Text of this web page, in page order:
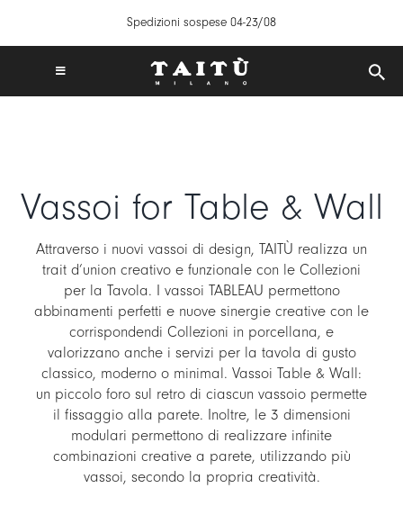
contenuto
Spedizioni sospese 04-23/08
Toggle
COLLEZIONI
ISPIRAZIONI
MIX & MATCH
STORE LOCATOR
CARRELLO
Vassoi for Table & Wall
Attraverso i nuovi vassoi di design, TAITÙ realizza un
trait d’union creativo e funzionale con le Collezioni
per la Tavola. I vassoi TABLEAU permettono
abbinamenti perfetti e nuove sinergie creative con le
corrispondendi Collezioni in porcellana, e
valorizzano anche i servizi per la tavola di gusto
classico, moderno o minimal. Vassoi Table & Wall:
un piccolo foro sul retro di ciascun vassoio permette
il fissaggio alla parete. Inoltre, le 3 dimensioni
modulari permettono di realizzare infinite
combinazioni creative a parete, utilizzando più
vassoi, secondo la propria creatività.